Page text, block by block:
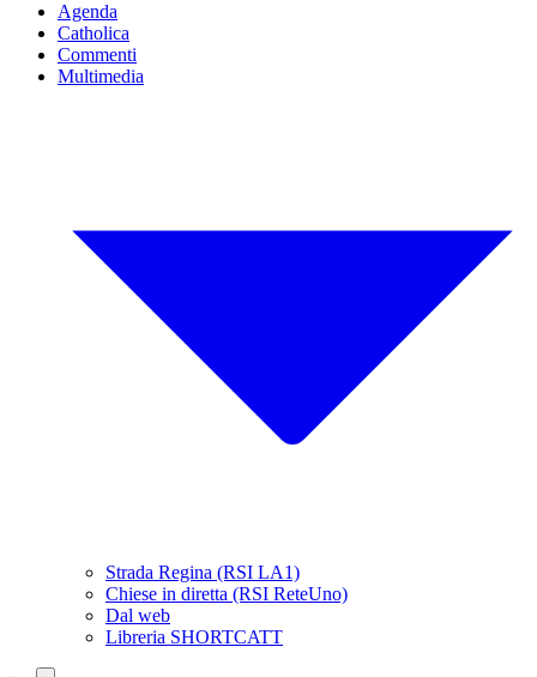
Agenda
Catholica
Commenti
Multimedia
Strada Regina (RSI LA1)
Chiese in diretta (RSI ReteUno)
Dal web
Libreria SHORTCATT